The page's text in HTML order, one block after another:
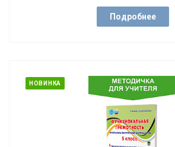
Подробнее
НОВИНКА